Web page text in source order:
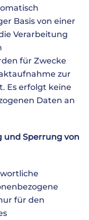
Basis von einer
Verarbeitung
für Zwecke
zur
Es erfolgt keine
Daten an
und Sperrung von
für den